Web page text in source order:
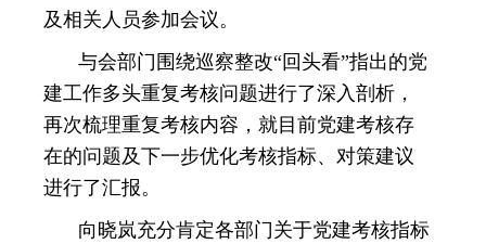
及相关人员参加会议。
与会部门围绕巡察整改“回头看”指出的党
建工作多头重复考核问题进行了深入剖析，
再次梳理重复考核内容，就目前党建考核存
在的问题及下一步优化考核指标、对策建议
进行了汇报。
向晓岚充分肯定各部门关于党建考核指标